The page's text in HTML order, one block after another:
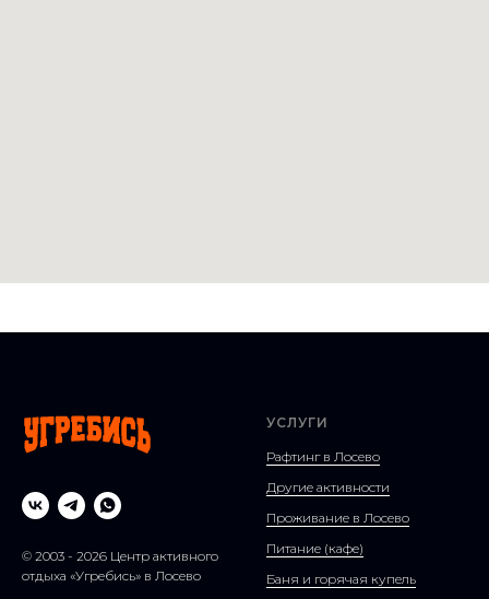
© 2003 - 2026 Центр активного
отдыха «Угребись» в Лосево
УСЛУГИ
Рафтинг в Лосево
Другие активности
Проживание в Лосево
Питание (кафе)
Баня и горячая купель